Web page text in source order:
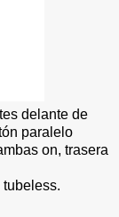
delante de
paralelo
on, trasera